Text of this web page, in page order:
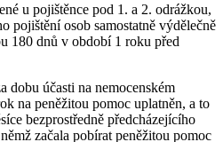
u pojištěnce pod 1. a 2. odrážkou,
pojištění osob samostatně výdělečně
180 dnů v období 1 roku před
dobu účasti na nemocenském
na peněžitou pomoc uplatněn, a to
bezprostředně předcházejícího
začala pobírat peněžitou pomoc